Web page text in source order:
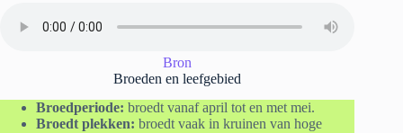
Bron
Broeden en leefgebied
Broedperiode: broedt vanaf april tot en met mei.
Broedt plekken: broedt vaak in kruinen van hoge